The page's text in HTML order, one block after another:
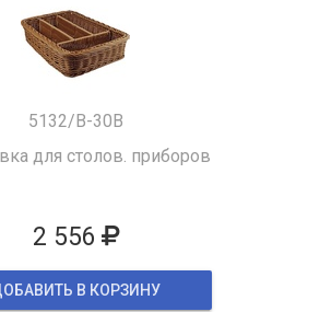
5132/B-30B
для столов. приборов
2 556
В КОРЗИНУ